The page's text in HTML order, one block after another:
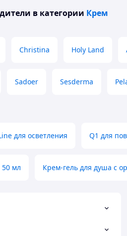
в категории Крем
Christina Holy Land
Sadoer Sesderma
для осветления Q1 для
50 мл Крем-гель для душа с